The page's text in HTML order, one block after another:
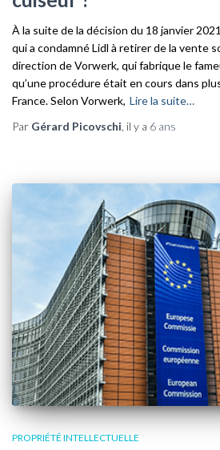
À la suite de la décision du 18 janvier
qui a condamné Lidl à retirer de la vente
direction de Vorwerk, qui fabrique le
qu’une procédure était en cours dans
France. Selon Vorwerk, Lire la suite…
Par Gérard Picovschi , il y a 6 ans
PROPRIÉTÉ INTELLECTUELLE